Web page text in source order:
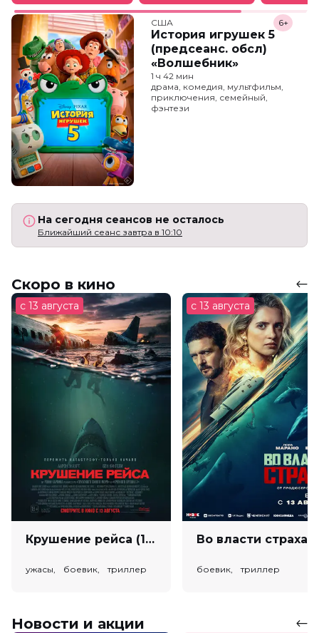
США
История игрушек 5
(предсеанс. обсл)
«Волшебник»
6+
1 ч 42 мин
драма, комедия, мультфильм,
приключения, семейный,
фэнтези
На сегодня сеансов не осталось
Ближайший сеанс завтра в 10:10
Скоро в кино
с 13 августа
Крушение рейса (18+)
ужасы, боевик, триллер
с 13 августа
боевик, триллер
Новости и акции